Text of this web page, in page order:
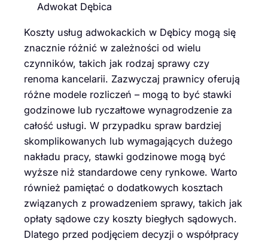
Adwokat Dębica
Koszty usług adwokackich w Dębicy mogą się
znacznie różnić w zależności od wielu
czynników, takich jak rodzaj sprawy czy
renoma kancelarii. Zazwyczaj prawnicy oferują
różne modele rozliczeń – mogą to być stawki
godzinowe lub ryczałtowe wynagrodzenie za
całość usługi. W przypadku spraw bardziej
skomplikowanych lub wymagających dużego
nakładu pracy, stawki godzinowe mogą być
wyższe niż standardowe ceny rynkowe. Warto
również pamiętać o dodatkowych kosztach
związanych z prowadzeniem sprawy, takich jak
opłaty sądowe czy koszty biegłych sądowych.
Dlatego przed podjęciem decyzji o współpracy